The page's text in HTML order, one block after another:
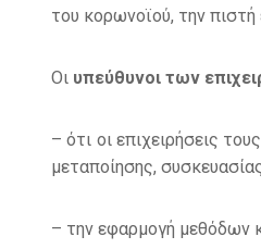
του κορωνοϊού, την
Οι υπεύθυνοι των
– ότι οι επιχειρήσεις
μεταποίησης,
– την εφαρμογή μεθόδων